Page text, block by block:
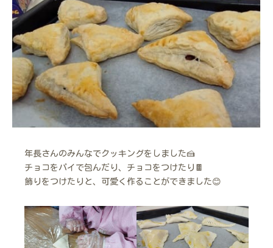
年長さんのみんなでクッキングをしました🍰
チョコをパイで包んだり、チョコをつけたり🍫
飾りをつけたりと、可愛く作ることができました😊